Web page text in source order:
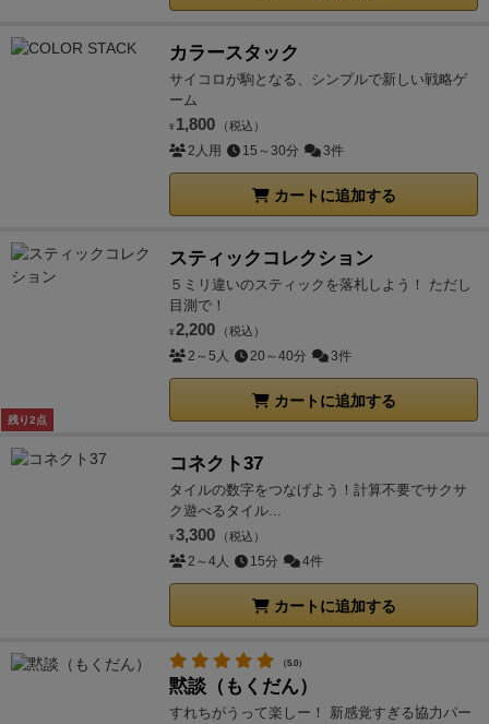
カラースタック
サイコロが駒となる、シンプルで新しい戦略ゲ
ーム
¥ 1,800 （税込）
2人用 15～30分 3件
カートに追加する
残り2点
スティックコレクション
５ミリ違いのスティックを落札しよう！ ただし
目測で！
¥ 2,200 （税込）
2～5人 20～40分 3件
カートに追加する
コネクト37
タイルの数字をつなげよう！計算不要でサクサ
ク遊べるタイル...
¥ 3,300 （税込）
2～4人 15分 4件
カートに追加する
（5.0）
黙談（もくだん）
すれちがうって楽しー！ 新感覚すぎる協力パー